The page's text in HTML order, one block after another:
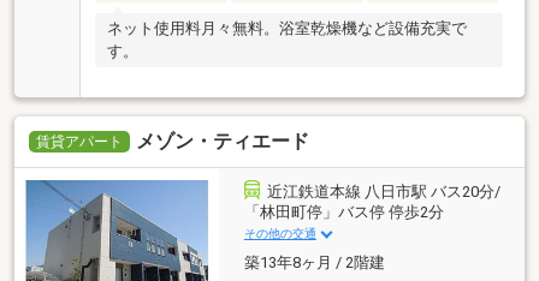
ネット使用料月々無料。浴室乾燥機など設備充実で
す。
賃貸アパート メゾン・ティエード
近江鉄道本線 八日市駅 バス20分/
「林田町停」バス停 停歩2分
その他の交通
築13年8ヶ月 / 2階建